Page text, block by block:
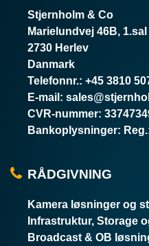
Stjernholm & Co
Marielundvej 46B, 1.sal
2730 Herlev
Danmark
Telefonnr.: +45 3810
E-mail :
CVR-nummer:
Bankoplysninger:
RÅDGIVNING
Kamera løsninger og
Infrastruktur, Storage
Broadcast & OB